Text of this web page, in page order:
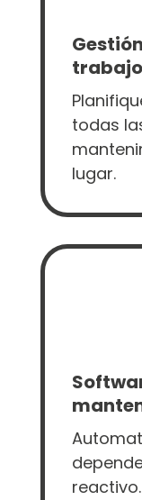
trabajo
todas
lugar.
reactivo.